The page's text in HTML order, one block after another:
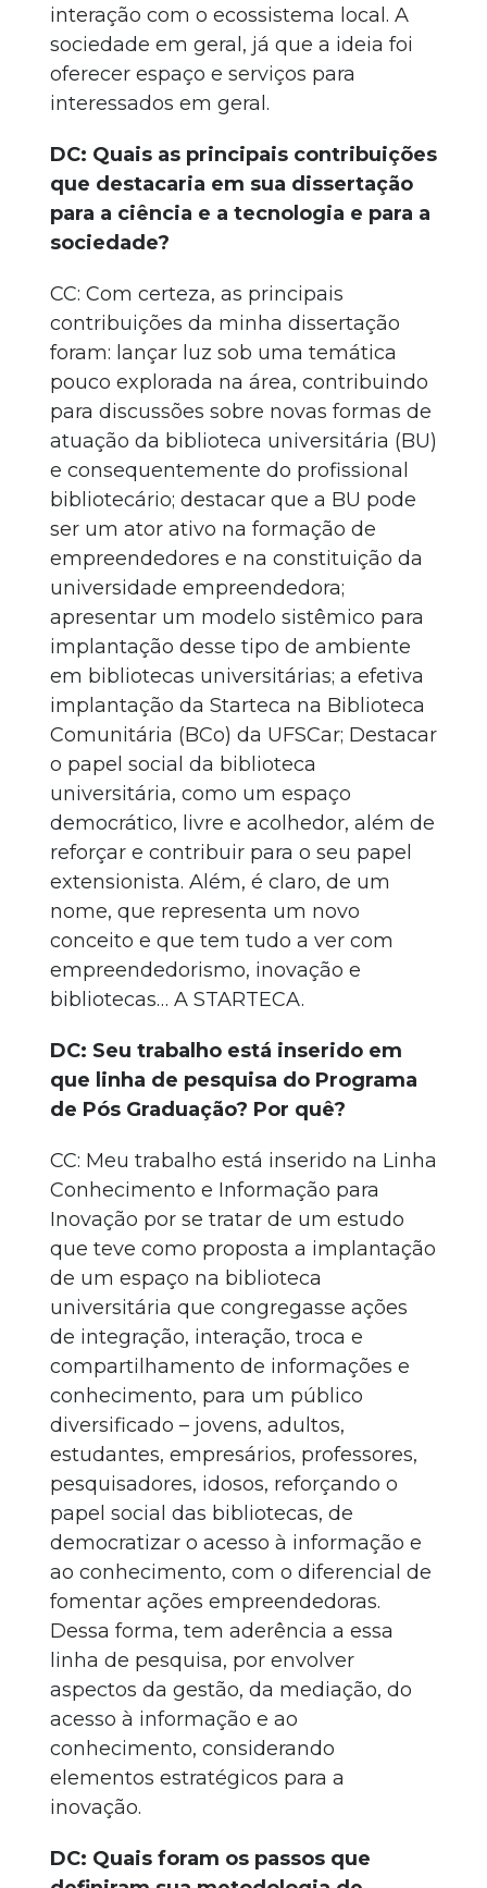
interação com o ecossistema local. A
sociedade em geral, já que a ideia foi
oferecer espaço e serviços para
interessados em geral.
DC: Quais as principais contribuições
que destacaria em sua dissertação
para a ciência e a tecnologia e para a
sociedade?
CC: Com certeza, as principais
contribuições da minha dissertação
foram: lançar luz sob uma temática
pouco explorada na área, contribuindo
para discussões sobre novas formas de
atuação da biblioteca universitária (BU)
e consequentemente do profissional
bibliotecário; destacar que a BU pode
ser um ator ativo na formação de
empreendedores e na constituição da
universidade empreendedora;
apresentar um modelo sistêmico para
implantação desse tipo de ambiente
em bibliotecas universitárias; a efetiva
implantação da Starteca na Biblioteca
Comunitária (BCo) da UFSCar; Destacar
o papel social da biblioteca
universitária, como um espaço
democrático, livre e acolhedor, além de
reforçar e contribuir para o seu papel
extensionista. Além, é claro, de um
nome, que representa um novo
conceito e que tem tudo a ver com
empreendedorismo, inovação e
bibliotecas… A STARTECA.
DC: Seu trabalho está inserido em
que linha de pesquisa do Programa
de Pós Graduação? Por quê?
CC: Meu trabalho está inserido na Linha
Conhecimento e Informação para
Inovação por se tratar de um estudo
que teve como proposta a implantação
de um espaço na biblioteca
universitária que congregasse ações
de integração, interação, troca e
compartilhamento de informações e
conhecimento, para um público
diversificado – jovens, adultos,
estudantes, empresários, professores,
pesquisadores, idosos, reforçando o
papel social das bibliotecas, de
democratizar o acesso à informação e
ao conhecimento, com o diferencial de
fomentar ações empreendedoras.
Dessa forma, tem aderência a essa
linha de pesquisa, por envolver
aspectos da gestão, da mediação, do
acesso à informação e ao
conhecimento, considerando
elementos estratégicos para a
inovação.
DC: Quais foram os passos que